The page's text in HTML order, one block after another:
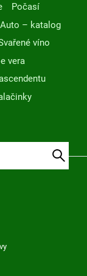
Počasí
Auto – katalog
víno
vera